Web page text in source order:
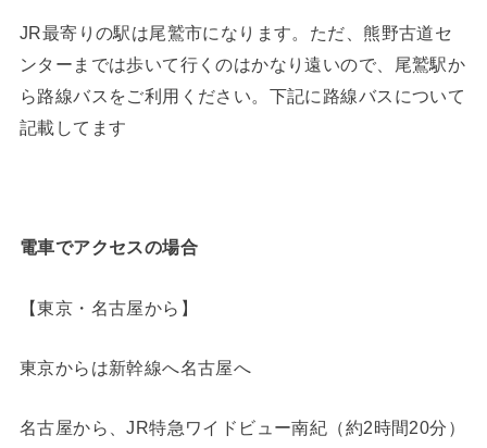
JR最寄りの駅は尾鷲市になります。ただ、熊野古道セ
ンターまでは歩いて行くのはかなり遠いので、尾鷲駅か
ら路線バスをご利用ください。下記に路線バスについて
記載してます
電車でアクセスの場合
【東京・名古屋から】
東京からは新幹線へ名古屋へ
名古屋から、JR特急ワイドビュー南紀（約2時間20分）